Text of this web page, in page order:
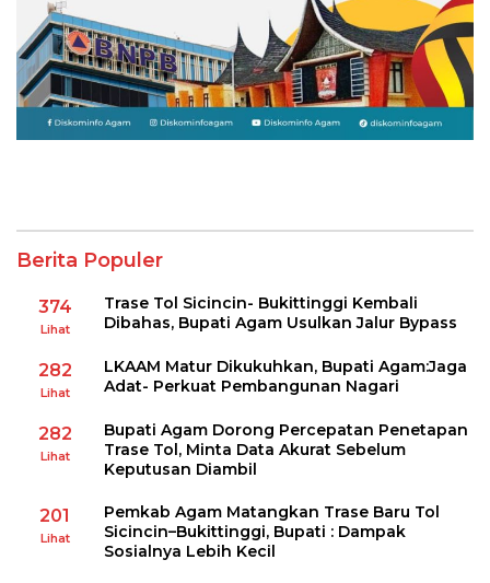
Berita Populer
374
Lihat
Trase Tol Sicincin- Bukittinggi Kembali
Dibahas, Bupati Agam Usulkan Jalur Bypass
282
Lihat
LKAAM Matur Dikukuhkan, Bupati Agam:Jaga
Adat- Perkuat Pembangunan Nagari
282
Lihat
Bupati Agam Dorong Percepatan Penetapan
Trase Tol, Minta Data Akurat Sebelum
Keputusan Diambil
201
Lihat
Pemkab Agam Matangkan Trase Baru Tol
Sicincin–Bukittinggi, Bupati : Dampak
Sosialnya Lebih Kecil